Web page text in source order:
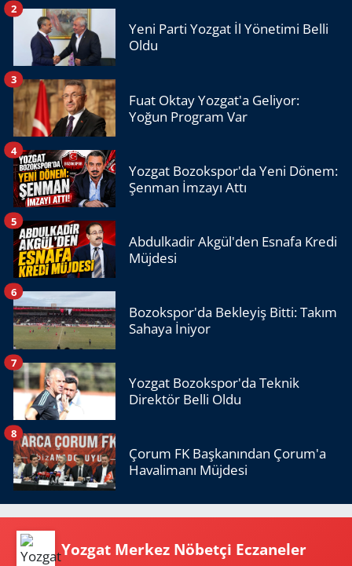
Yeni Parti Yozgat İl Yönetimi Belli
Oldu
2
Fuat Oktay Yozgat'a Geliyor:
Yoğun Program Var
3
Yozgat Bozokspor'da Yeni Dönem:
Şenman İmzayı Attı
4
Abdulkadir Akgül'den Esnafa Kredi
Müjdesi
5
Bozokspor'da Bekleyiş Bitti: Takım
Sahaya İniyor
6
Yozgat Bozokspor'da Teknik
Direktör Belli Oldu
7
Çorum FK Başkanından Çorum'a
Havalimanı Müjdesi
8
Yozgat Merkez Nöbetçi Eczaneler